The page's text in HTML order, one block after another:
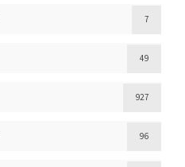
7
49
927
96